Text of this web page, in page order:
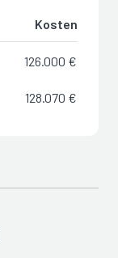
Kosten
126.000 €
128.070 €